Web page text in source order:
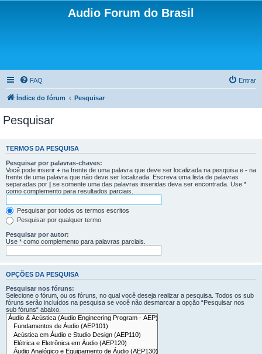
Audio Forum do Brasil
FAQ Entrar
Índice do fórum Pesquisar
Pesquisar
TERMOS DA PESQUISA
Pesquisar por palavras-chaves:
Você pode inserir + na frente de uma palavra que deve ser localizada na pesquisa e - na
frente de uma palavra que não deve ser localizada. Escreva uma lista de palavras
separadas por | se somente uma das palavras inseridas deva ser encontrada. Use *
como complemento para resultados parciais.
Pesquisar por todos os termos escritos
Pesquisar por qualquer termo
Pesquisar por autor:
Use * como complemento para palavras parciais.
OPÇÕES DA PESQUISA
Pesquisar nos fóruns:
Selecione o fórum, ou os fóruns, no qual você deseja realizar a pesquisa. Todos os sub
fóruns serão incluídos na pesquisa se você não desmarcar a opção “Pesquisar nos
sub fóruns“ abaixo.